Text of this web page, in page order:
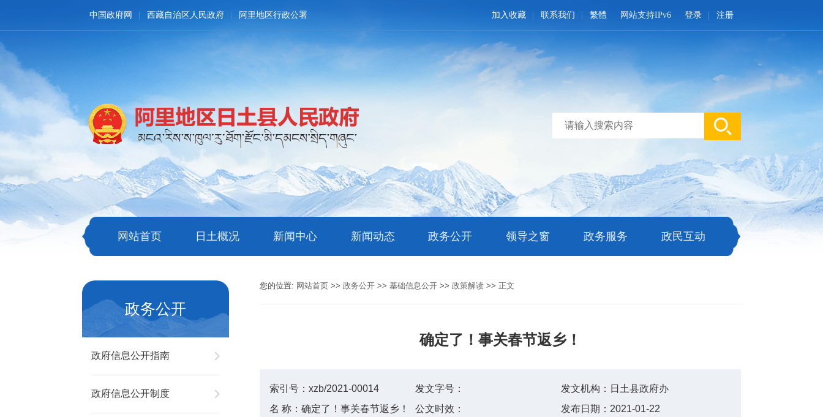
中国政府网 西藏自治区人民政府 阿里地区行政公署 登录 注册
网站支持IPv6
加入收藏 联系我们 繁體
网站首页 日土概况 新闻中心 新闻动态 政务公开 领导之窗 政务服务 政民互动
政务公开
政府信息公开指南
政府信息公开制度
您的位置: 网站首页 >>政务公开 >>基础信息公开 >>政策解读 >>正文
确定了！事关春节返乡！
索引号：xzb/2021-00014 发文字号： 发文机构： 日土县政府办
名 称：确定了！事关春节返乡！ 公文时效： 发布日期： 2021-01-22